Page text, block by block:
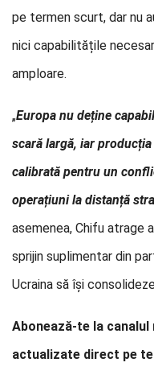
pe termen scurt, dar nu
nici capabilitățile
amploare.
„Europa nu deține
scară largă, iar
calibrată pentru un
operațiuni la distanță
asemenea, Chifu atrage
sprijin suplimentar din
Ucraina să își
Abonează-te la
actualizate direct pe